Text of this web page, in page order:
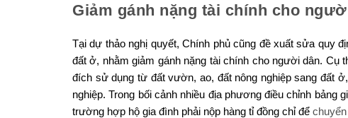
Giảm gánh nặng tài chính cho
Tại dự thảo nghị quyết, Chính phủ cũng đề xuất sửa quy
đất ở, nhằm giảm gánh nặng tài chính cho người dân. Cụ
đích sử dụng từ đất vườn, ao, đất nông nghiệp sang đất
nghiệp. Trong bối cảnh nhiều địa phương điều chỉnh bảng
trường hợp hộ gia đình phải nộp hàng tỉ đồng chỉ để